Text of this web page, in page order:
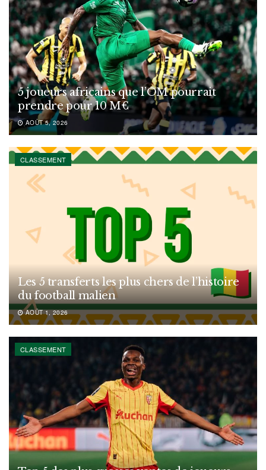
5 joueurs africains que l’OM pourrait
prendre pour 10 M€
AOÛT 5, 2026
CLASSEMENT
Les 5 transferts les plus chers de l’histoire
du football malien
AOÛT 1, 2026
CLASSEMENT